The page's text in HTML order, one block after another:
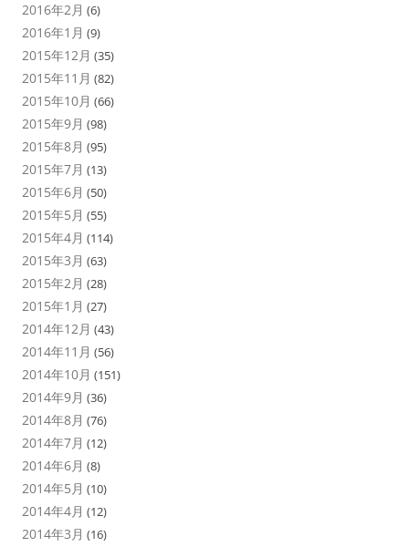
2016年2月 (6)
2016年1月 (9)
2015年12月 (35)
2015年11月 (82)
2015年10月 (66)
2015年9月 (98)
2015年8月 (95)
2015年7月 (13)
2015年6月 (50)
2015年5月 (55)
2015年4月 (114)
2015年3月 (63)
2015年2月 (28)
2015年1月 (27)
2014年12月 (43)
2014年11月 (56)
2014年10月 (151)
2014年9月 (36)
2014年8月 (76)
2014年7月 (12)
2014年6月 (8)
2014年5月 (10)
2014年4月 (12)
2014年3月 (16)